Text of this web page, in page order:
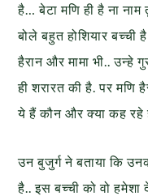
है… बेटा मणि ही है ना
बोले बहुत होशियार बच्ची
हैरान और मामा भी.. उन्हे
ही शरारत की है. पर मणि
ये हैं कौन और क्या कह रहे
उन बुजुर्ग ने बताया कि
है.. इस बच्ची को वो